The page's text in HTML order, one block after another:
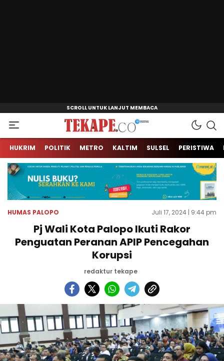
Tekape.co
Jendela Informasi Kita
HUKRIM POLITIK METRO KALTIM SULSEL PERISTIWA
HUMAS PALOPO Juli 17, 2024 | 9:44 pm
Pj Wali Kota Palopo Ikuti Rakor
Penguatan Peranan APIP Pencegahan
Korupsi
redaktur tekape